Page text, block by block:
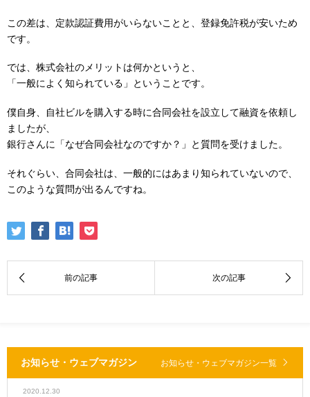
この差は、定款認証費用がいらないことと、登録免許税が安いため
です。
では、株式会社のメリットは何かというと、
「一般によく知られている」ということです。
僕自身、自社ビルを購入する時に合同会社を設立して融資を依頼し
ましたが、
銀行さんに「なぜ合同会社なのですか？」と質問を受けました。
それぐらい、合同会社は、一般的にはあまり知られていないので、
このような質問が出るんですね。
お知らせ・ウェブマガジン お知らせ・ウェブマガジン一覧
2020.12.30